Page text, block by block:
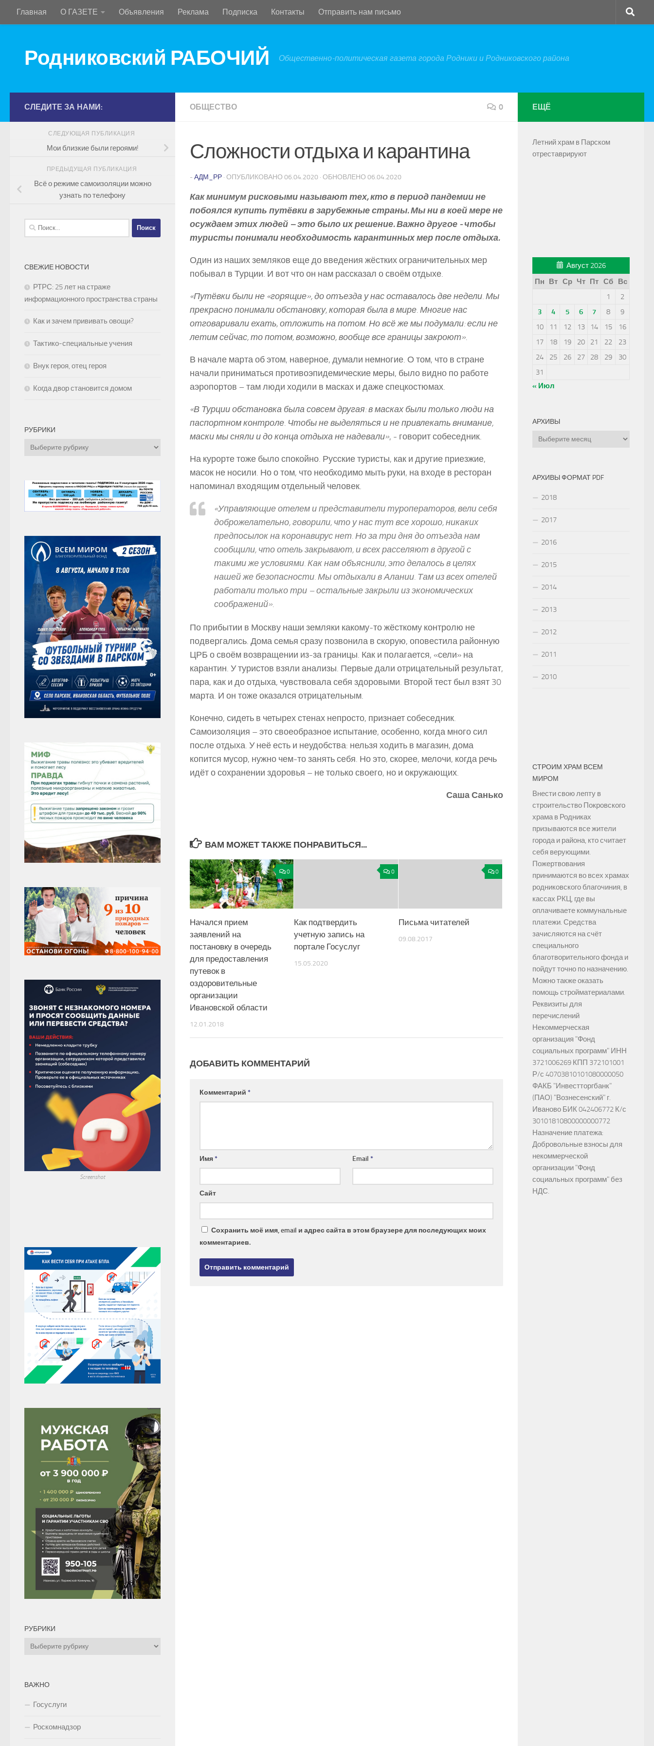
Перейти к содержимому
Главная О ГАЗЕТЕ Объявления Реклама Подписка Контакты Отправить нам письмо
Родниковский РАБОЧИЙ Общественно-политическая газета города Родники и Родниковского района
ОБЩЕСТВО 0
Сложности отдыха и карантина
- АДМ_РР · ОПУБЛИКОВАНО 06.04.2020 · ОБНОВЛЕНО 06.04.2020
Как минимум рисковыми называют тех, кто в период пандемии не
побоялся купить путёвки в зарубежные страны. Мы ни в коей мере не
осуждаем этих людей – это было их решение. Важно другое ­- чтобы
туристы понимали необходимость карантинных мер после отдыха.
Один из наших земляков еще до введения жёстких ограничительных мер
побывал в Турции. И вот что он нам рассказал о своём отдыхе.
«Путёвки были не «горящие», до отъезда у нас оставалось две недели. Мы
прекрасно понимали обстановку, которая была в мире. Многие нас
отговаривали ехать, отложить на потом. Но всё же мы подумали: если не
летим сейчас, то потом, возможно, вообще все границы закроют».
В начале марта об этом, наверное, думали немногие. О том, что в стране
начали приниматься противоэпидемические меры, было видно по работе
аэропортов – там люди ходили в масках и даже спецкостюмах.
«В Турции обстановка была совсем другая: в масках были только люди на
паспортном контроле. Чтобы не выделяться и не привлекать внимание,
маски мы сняли и до конца отдыха не надевали», ­- говорит собеседник.
На курорте тоже было спокойно. Русские туристы, как и другие приезжие,
масок не носили. Но о том, что необходимо мыть руки, на входе в ресторан
напоминал входящим отдельный человек.
«Управляющие отелем и представители туроператоров, вели себя
доброжелательно, говорили, что у нас тут все хорошо, никаких
предпосылок на коронавирус нет. Но за три дня до отъезда нам
сообщили, что отель закрывают, и всех расселяют в другой с
такими же условиями. Как нам объяснили, это делалось в целях
нашей же безопасности. Мы отдыхали в Алании. Там из всех отелей
работали только три – остальные закрыли из экономических
соображений».
По прибытии в Москву наши земляки какому-­то жёсткому контролю не
подвергались. Дома семья сразу позвонила в скорую, оповестила районную
ЦРБ о своём возвращении из-­за границы. Как и полагается, «сели» на
карантин. У туристов взяли анализы. Первые дали отрицательный результат,
пара, как и до отдыха, чувствовала себя здоровыми. Второй тест был взят 30
марта. И он тоже оказался отрицательным.
Конечно, сидеть в четырех стенах непросто, признает собеседник.
Самоизоляция – это своеобразное испытание, особенно, когда много сил
после отдыха. У неё есть и неудобства: нельзя ходить в магазин, дома
копится мусор, нужно чем­-то занять себя. Но это, скорее, мелочи, когда речь
идёт о сохранении здоровья – не только своего, но и окружающих.
Саша Санько
ВАМ МОЖЕТ ТАКЖЕ ПОНРАВИТЬСЯ...
0
Начался прием
заявлений на
постановку в очередь
для предоставления
путевок в
оздоровительные
организации
Ивановской области
12.01.2018
0
Как подтвердить
учетную запись на
портале Госуслуг
15.05.2020
0
Письма читателей
09.08.2017
ДОБАВИТЬ КОММЕНТАРИЙ
Комментарий *
Имя* Email*
Сайт
Сохранить моё имя, email и адрес сайта в этом браузере для последующих моих
комментариев.
СЛЕДИТЕ ЗА НАМИ:
СЛЕДУЮЩАЯ ПУБЛИКАЦИЯ
Мои близкие были героями!
ПРЕДЫДУЩАЯ ПУБЛИКАЦИЯ
Всё о режиме самоизоляции можно
узнать по телефону
Найти:
СВЕЖИЕ НОВОСТИ
РТРС: 25 лет на страже
информационного пространства страны
Как и зачем прививать овощи?
Тактико-специальные учения
Внук героя, отец героя
Когда двор становится домом
РУБРИКИ
Рубрики
Screenshot
РУБРИКИ
Рубрики
ВАЖНО
Госуслуги
Роскомнадзор
ЕЩЁ
Летний храм в Парском
отреставрируют
Август 2026
Пн
Вт Ср Чт Пт Сб
Вс
1
2
3
4 5 6 7 8
9
10
11 12 13 14 15
16
17
18 19 20 21 22
23
24
25 26 27 28 29
30
31
« Июл
АРХИВЫ
Архивы
АРХИВЫ ФОРМАТ PDF
2018
2017
2016
2015
2014
2013
2012
2011
2010
СТРОИМ ХРАМ ВСЕМ
МИРОМ
Внести свою лепту в
строительство Покровского
храма в Родниках
призываются все жители
города и района, кто считает
себя верующими.
Пожертвования
принимаются во всех храмах
родниковского благочиния, в
кассах РКЦ, где вы
оплачиваете коммунальные
платежи. Средства
зачисляются на счёт
специального
благотворительного фонда и
пойдут точно по назначению.
Можно также оказать
помощь стройматериалами.
Реквизиты для
перечислений
Некоммерческая
организация "Фонд
социальных программ" ИНН
3721006269 КПП 372101001
Р/с 40703810101080000050
ФАКБ "Инвестторгбанк"
(ПАО) "Вознесенский" г.
Иваново БИК 042406772 К/с
30101810800000000772
Назначение платежа:
Добровольные взносы для
некоммерческой
организации "Фонд
социальных программ" без
НДС.